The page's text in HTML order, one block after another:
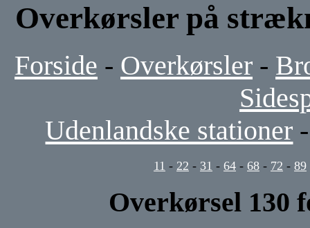
Overkørsler på
Forside - Overkørsler -
Udenlandske stationer
11 - 22 - 31 - 64 - 68 - 72 - 89
Overkørsel 130